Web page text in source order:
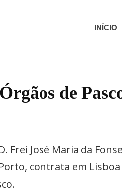
Francisco – Capela Dos Ossos | Núcleo
INÍCIO
Órgãos de
Frei José Maria da
contrata em